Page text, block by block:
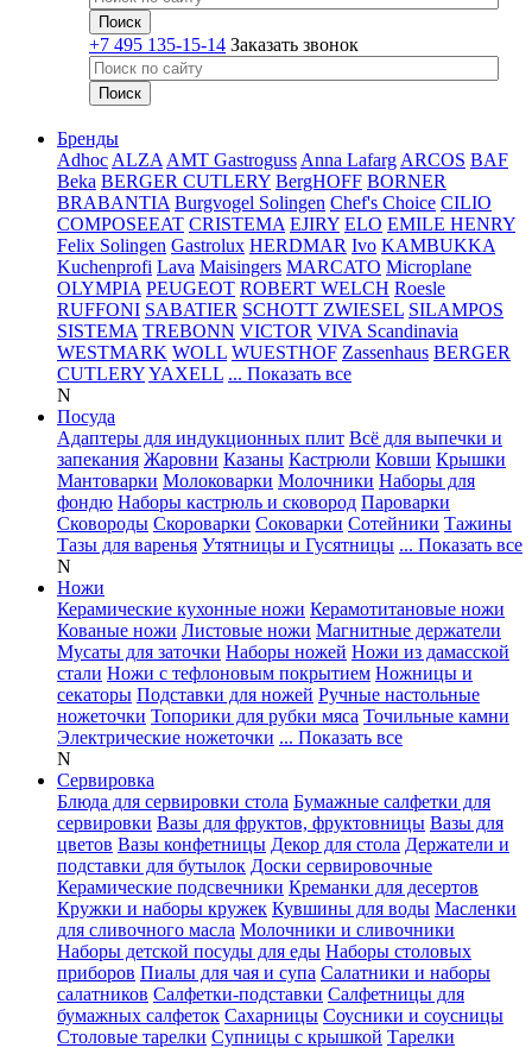
+7 495 135-15-14 Заказать звонок
Бренды
Adhoc ALZA AMT Gastroguss Anna Lafarg ARCOS BAF
Beka BERGER CUTLERY BergHOFF BORNER
BRABANTIA Burgvogel Solingen Chef's Choice CILIO
COMPOSEEAT CRISTEMA EJIRY ELO EMILE HENRY
Felix Solingen Gastrolux HERDMAR Ivo KAMBUKKA
Kuchenprofi Lava Maisingers MARCATO Microplane
OLYMPIA PEUGEOT ROBERT WELCH Roesle
RUFFONI SABATIER SCHOTT ZWIESEL SILAMPOS
SISTEMA TREBONN VICTOR VIVA Scandinavia
WESTMARK WOLL WUESTHOF Zassenhaus BERGER
CUTLERYYAXELL ... Показать все
N
Посуда
Адаптеры для индукционных плит Всё для выпечки и
запекания Жаровни Казаны Кастрюли Ковши Крышки
Мантоварки Молоковарки Молочники Наборы для
фондю Наборы кастрюль и сковород Пароварки
Сковороды Скороварки Соковарки Сотейники Тажины
Тазы для варенья Утятницы и Гусятницы ... Показать все
N
Ножи
Керамические кухонные ножи Керамотитановые ножи
Кованые ножи Листовые ножи Магнитные держатели
Мусаты для заточки Наборы ножей Ножи из дамасской
стали Ножи с тефлоновым покрытием Ножницы и
секаторы Подставки для ножей Ручные настольные
ножеточки Топорики для рубки мяса Точильные камни
Электрические ножеточки ... Показать все
N
Сервировка
Блюда для сервировки стола Бумажные салфетки для
сервировки Вазы для фруктов, фруктовницы Вазы для
цветов Вазы конфетницы Декор для стола Держатели и
подставки для бутылок Доски сервировочные
Керамические подсвечники Креманки для десертов
Кружки и наборы кружек Кувшины для воды Масленки
для сливочного масла Молочники и сливочники
Наборы детской посуды для еды Наборы столовых
приборов Пиалы для чая и супа Салатники и наборы
салатников Салфетки-подставки Салфетницы для
бумажных салфеток Сахарницы Соусники и соусницы
Столовые тарелки Супницы с крышкой Тарелки